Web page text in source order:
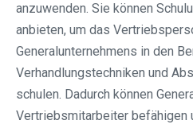
anzuwenden. Sie können
anbieten, um das
Generalunternehmens in den
Verhandlungstechniken und
schulen. Dadurch können
Vertriebsmitarbeiter befähigen